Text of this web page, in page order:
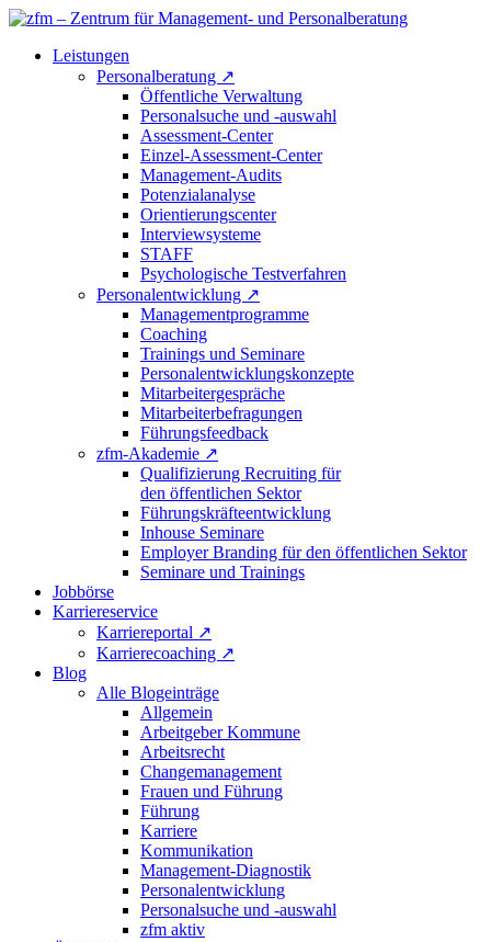
Leistungen
Personalberatung ↗
Öffentliche Verwaltung
Personalsuche und -auswahl
Assessment-Center
Einzel-Assessment-Center
Management-Audits
Potenzialanalyse
Orientierungscenter
Interviewsysteme
STAFF
Psychologische Testverfahren
Personalentwicklung ↗
Managementprogramme
Coaching
Trainings und Seminare
Personalentwicklungskonzepte
Mitarbeitergespräche
Mitarbeiterbefragungen
Führungsfeedback
zfm-Akademie ↗
Qualifizierung Recruiting für
den öffentlichen Sektor
Führungskräfteentwicklung
Inhouse Seminare
Employer Branding für den öffentlichen Sektor
Seminare und Trainings
Jobbörse
Karriereservice
Karriereportal ↗
Karrierecoaching ↗
Blog
Alle Blogeinträge
Allgemein
Arbeitgeber Kommune
Arbeitsrecht
Changemanagement
Frauen und Führung
Führung
Karriere
Kommunikation
Management-Diagnostik
Personalentwicklung
Personalsuche und -auswahl
zfm aktiv